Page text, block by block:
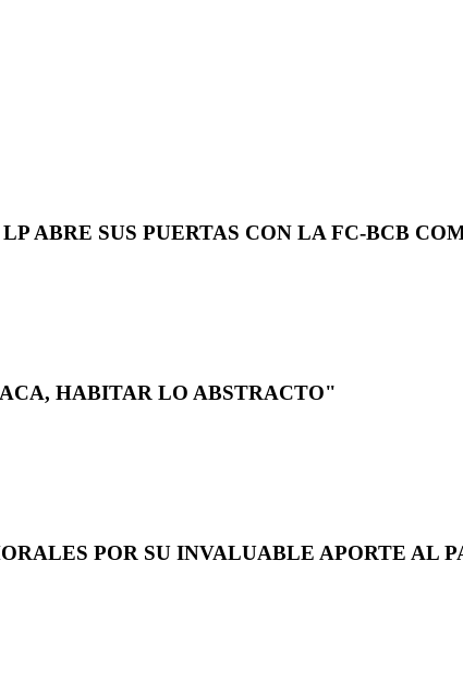
ABRE SUS PUERTAS CON LA FC-BCB
HABITAR LO ABSTRACTO"
POR SU INVALUABLE APORTE AL